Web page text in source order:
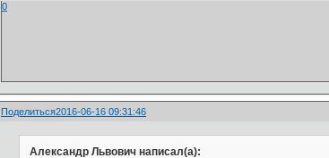
0
Поделиться2016-06-16 09:31:46
Александр Львович написал(а):